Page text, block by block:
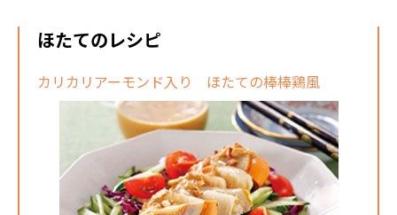
ほたてのレシピ
カリカリアーモンド入り ほたての棒棒鶏風